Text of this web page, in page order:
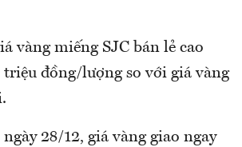
vàng miếng SJC bán lẻ cao
đồng/lượng so với giá vàng
28/12, giá vàng giao ngay